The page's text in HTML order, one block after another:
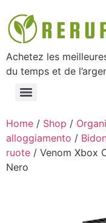
Achetez les
du temps et de
Home / Shop /
alloggiamento /
ruote / Venom Xbox
Nero